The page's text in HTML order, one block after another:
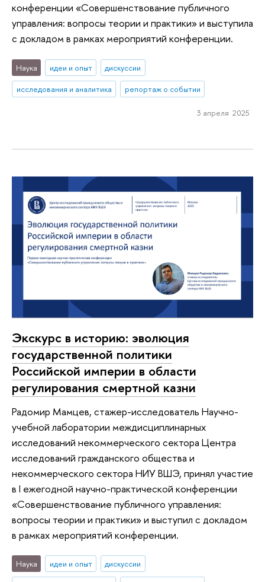
конференции «Совершенствование публичного
управления: вопросы теории и практики» и выступила
с докладом в рамках мероприятий конференции.
Наука идеи и опыт
дискуссии
исследования и аналитика
репортаж о событии
3 апреля 2025
Экскурс в историю: эволюция
государственной политики
Российской империи в области
регулирования смертной казни
Радомир Мамцев, стажер-исследователь Научно-
учебной лаборатории междисциплинарных
исследований некоммерческого сектора Центра
исследований гражданского общества и
некоммерческого сектора НИУ ВШЭ, принял участие
в I ежегодной научно-практической конференции
«Совершенствование публичного управления:
вопросы теории и практики» и выступил с докладом
в рамках мероприятий конференции.
Наука идеи и опыт
дискуссии